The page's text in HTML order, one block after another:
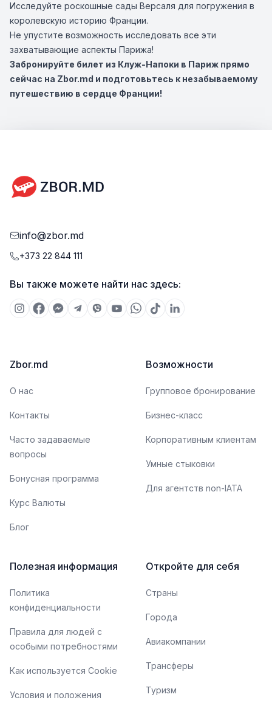
Исследуйте роскошные сады Версаля для погружения в
королевскую историю Франции.
Не упустите возможность исследовать все эти
захватывающие аспекты Парижа!
Забронируйте билет из Клуж-Напоки в Париж прямо
сейчас на Zbor.md и подготовьтесь к незабываемому
путешествию в сердце Франции!
info@zbor.md
+373 22 844 111
Вы также можете найти нас здесь:
Zbor.md
О нас
Контакты
Часто задаваемые
вопросы
Бонусная программа
Курс Валюты
Блог
Возможности
Групповое бронирование
Бизнес-класс
Корпоративным клиентам
Умные стыковки
Для агентств non-IATA
Полезная информация
Политика
конфиденциальности
Правила для людей с
особыми потребностями
Как используется Cookie
Условия и положения
Откройте для себя
Страны
Города
Авиакомпании
Трансферы
Туризм